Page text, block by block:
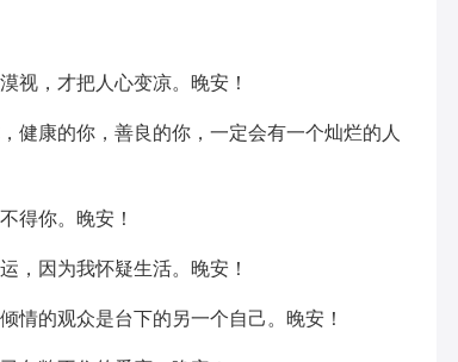
视，才把人心变凉。晚安！
健康的你，善良的你，一定会有一个灿烂的人
得你。晚安！
，因为我怀疑生活。晚安！
情的观众是台下的另一个自己。晚安！